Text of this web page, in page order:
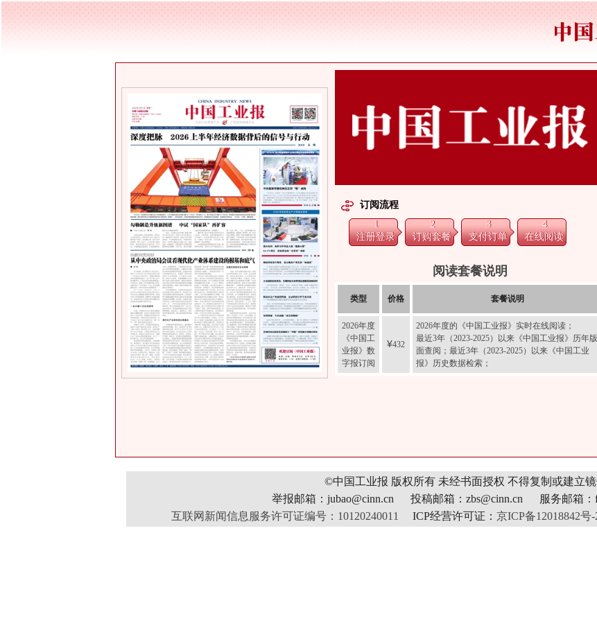
订阅流程
1
注册登录
2
订购套餐
3
支付订单
4
在线阅读
阅读套餐说明
类型 价格 套餐说明
2026年度
《中国工
业报》数
字报订阅
¥432
2026年度的《中国工业报》实时在线阅读；
最近3年（2023-2025）以来《中国工业报》历年版
面查阅；最近3年（2023-2025）以来《中国工业
报》历史数据检索；
©中国工业报 版权所有 未经书面授权 不得复制或建立
举报邮箱：jubao@cinn.cn 投稿邮箱：zbs@cinn.cn 服务邮箱：
互联网新闻信息服务许可证编号：10120240011
ICP经营许可证： 京ICP备12018842号-